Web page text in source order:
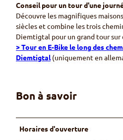
e
s
E
-
B
i
Conseil pour un tour d'une
Découvre les magnifiques
siècles et combine les trois
Diemtigtal pour un grand tour sur
> Tour en E-Bike le long des
Diemtigtal(uniquement en
Bon à savoir
Horaires d'ouverture